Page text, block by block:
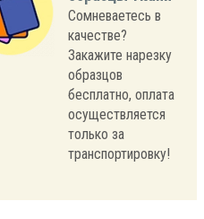
Сомневаетесь в
качестве?
Закажите нарезку
образцов
бесплатно, оплата
осуществляется
только за
транспортировку!